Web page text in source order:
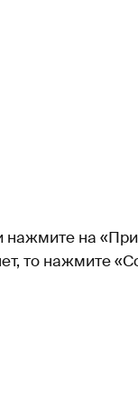
нажмите на
то нажмите